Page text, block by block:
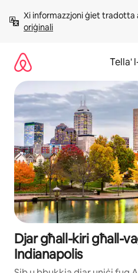
għall-
kontenut
Xi informazzjoni ġiet
oriġinali
Tella'
Djar għall-kiri għall-
Indianapolis